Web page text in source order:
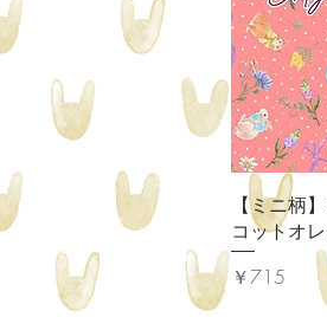
【ミニ柄
コットオ
価格
￥715